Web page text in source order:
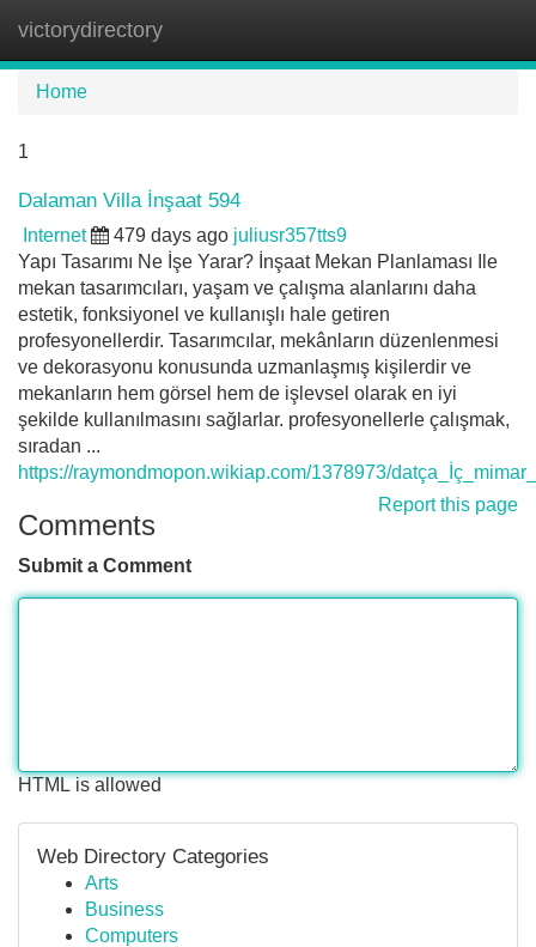
victorydirectory
Home
1
Dalaman Villa İnşaat 594
Internet 479 days ago juliusr357tts9
Yapı Tasarımı Ne İşe Yarar? İnşaat Mekan Planlaması Ile
mekan tasarımcıları, yaşam ve çalışma alanlarını daha
estetik, fonksiyonel ve kullanışlı hale getiren
profesyonellerdir. Tasarımcılar, mekânların düzenlenmesi
ve dekorasyonu konusunda uzmanlaşmış kişilerdir ve
mekanların hem görsel hem de işlevsel olarak en iyi
şekilde kullanılmasını sağlarlar. profesyonellerle çalışmak,
sıradan ...
https://raymondmopon.wikiap.com/1378973/
Report this page
Comments
Submit a Comment
HTML is allowed
Web Directory Categories
Arts
Business
Computers